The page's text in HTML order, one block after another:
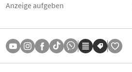
Anzeige aufgeben